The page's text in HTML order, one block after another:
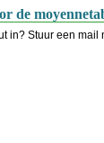
de
in? Stuur een mail